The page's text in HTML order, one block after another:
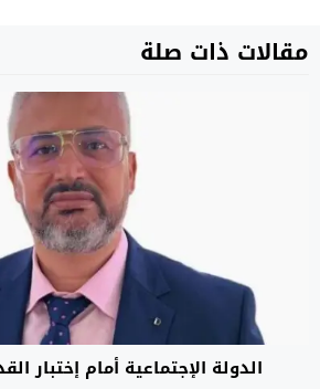
مقالات ذات صلة
الدولة الإجتماعية أمام إختبار